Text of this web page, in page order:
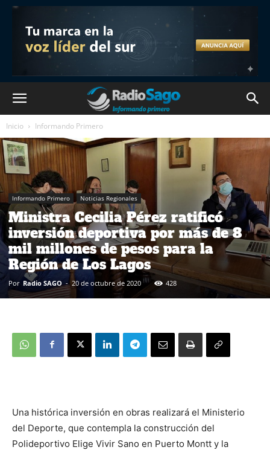
Inicio Informando Primero
Informando Primero Noticias Regionales
Ministra Cecilia Pérez ratificó
inversión deportiva por más de 8
mil millones de pesos para la
Región de Los Lagos
Por Radio SAGO - 20 de octubre de 2020 428
Una histórica inversión en obras realizará el Ministerio
del Deporte, que contempla la construcción del
Polideportivo Elige Vivir Sano en Puerto Montt y la